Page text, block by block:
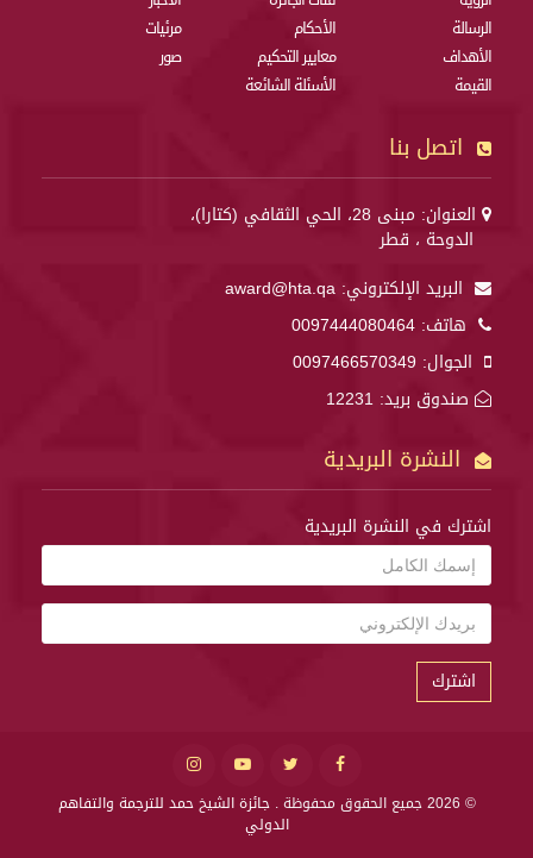
الرسالة
الأهداف
القيمة
الأحكام
معايير التحكيم
الأسئلة الشائعة
مرئيات
صور
اتصل بنا
العنوان: مبنى 28، الحي الثقافي (كتارا)،
الدوحة ، قطر
البريد الإلكتروني: award@hta.qa
هاتف: 0097444080464
الجوال: 0097466570349
صندوق بريد: 12231
النشرة البريدية
اشترك في النشرة البريدية
اشترك
© 2026 جميع الحقوق محفوظة .
جائزة الشيخ حمد للترجمة والتفاهم
الدولي